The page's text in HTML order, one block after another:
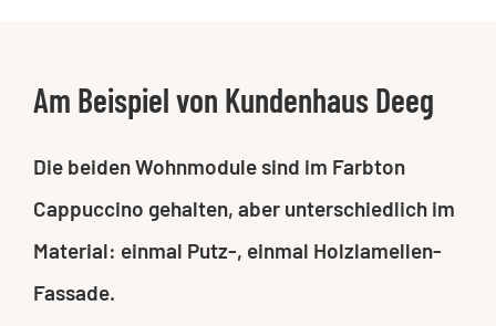
Am Beispiel von Kundenhaus Deeg
Die beiden Wohnmodule sind im Farbton
Cappuccino gehalten, aber unterschiedlich im
Material: einmal Putz-, einmal Holzlamellen-
Fassade.